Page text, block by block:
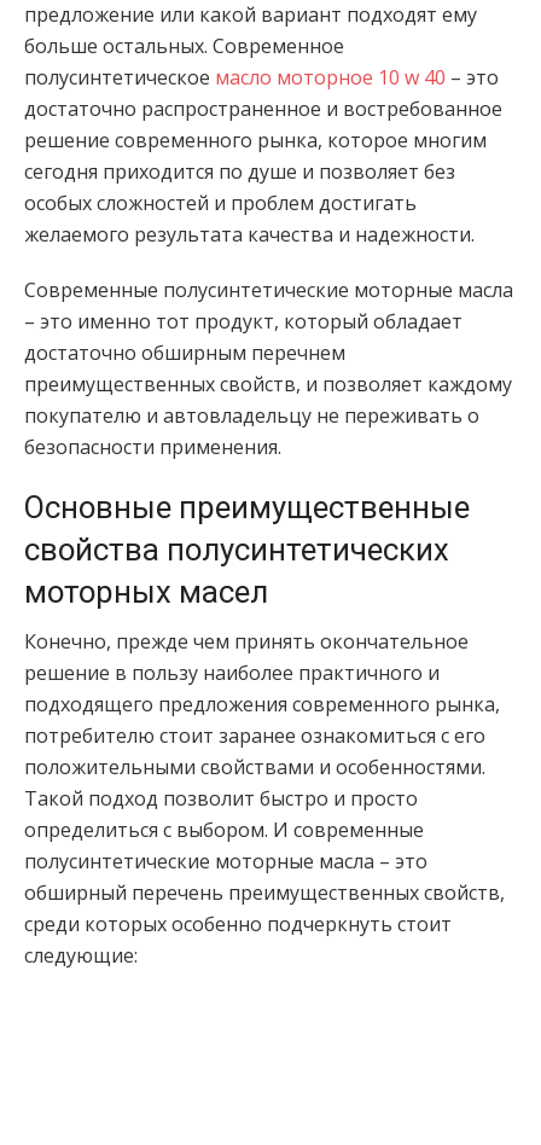
предложение или какой вариант подходят ему
больше остальных. Современное
полусинтетическое масло моторное 10 w 40 – это
достаточно распространенное и востребованное
решение современного рынка, которое многим
сегодня приходится по душе и позволяет без
особых сложностей и проблем достигать
желаемого результата качества и надежности.
Современные полусинтетические моторные масла
– это именно тот продукт, который обладает
достаточно обширным перечнем
преимущественных свойств, и позволяет каждому
покупателю и автовладельцу не переживать о
безопасности применения.
Основные преимущественные
свойства полусинтетических
моторных масел
Конечно, прежде чем принять окончательное
решение в пользу наиболее практичного и
подходящего предложения современного рынка,
потребителю стоит заранее ознакомиться с его
положительными свойствами и особенностями.
Такой подход позволит быстро и просто
определиться с выбором. И современные
полусинтетические моторные масла – это
обширный перечень преимущественных свойств,
среди которых особенно подчеркнуть стоит
следующие: